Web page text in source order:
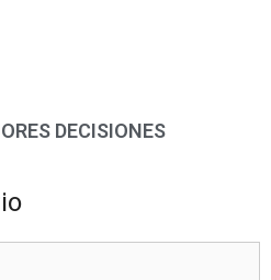
DECISIONES